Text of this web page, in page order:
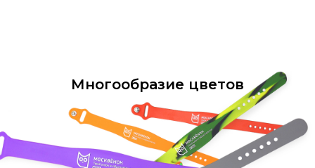
Многообразие цветов